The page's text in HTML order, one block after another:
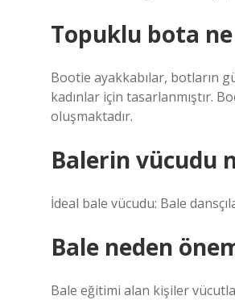
Topuklu bota
Bootie ayakkabılar, botların
kadınlar için tasarlanmıştır.
oluşmaktadır.
Balerin vücudu
İdeal bale vücudu: Bale
Bale neden
Bale eğitimi alan kişiler